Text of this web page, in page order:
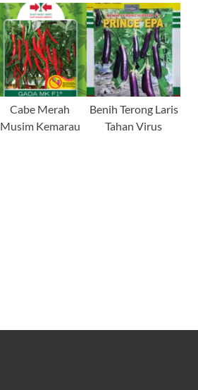
Cabe Merah
Musim Kemarau
Benih Terong Laris
Tahan Virus